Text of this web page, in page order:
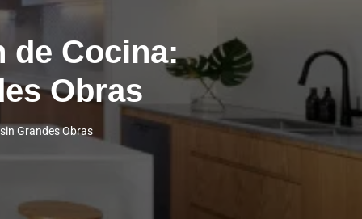
de Cocina:
Obras
Grandes Obras